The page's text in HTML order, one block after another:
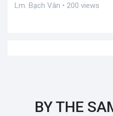
Lm. Bạch Vân • 200 views
BY THE